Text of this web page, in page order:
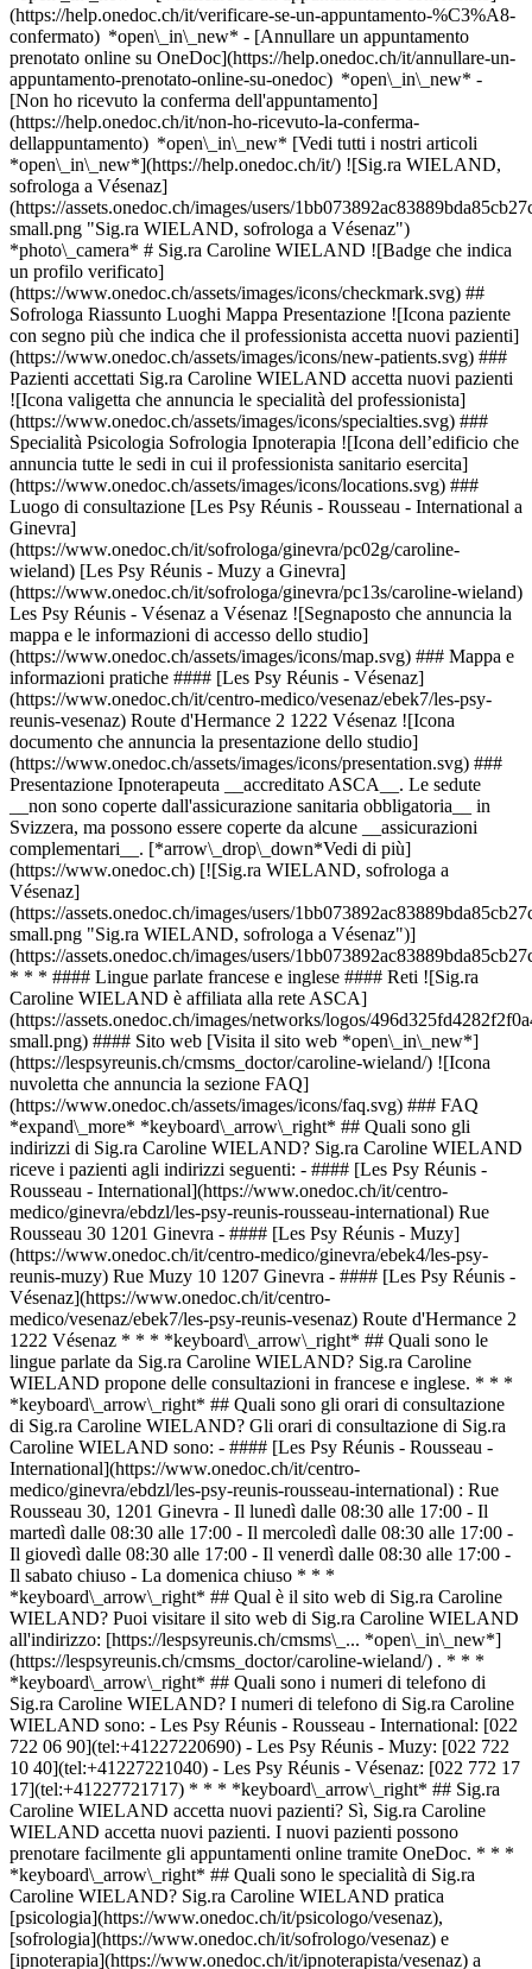
(https://help.onedoc.ch/it/verificare-se-un-appuntamento-%C3%A8-
confermato) *open\_in\_new* - [Annullare un appuntamento
prenotato online su OneDoc](https://help.onedoc.ch/it/annullare-un-
appuntamento-prenotato-online-su-onedoc) *open\_in\_new* -
[Non ho ricevuto la conferma dell'appuntamento]
(https://help.onedoc.ch/it/non-ho-ricevuto-la-conferma-
dellappuntamento) *open\_in\_new* [Vedi tutti i nostri articoli
*open\_in\_new*](https://help.onedoc.ch/it/) ![Sig.ra WIELAND,
sofrologa a Vésenaz]
(https://assets.onedoc.ch/images/users/
small.png "Sig.ra WIELAND, sofrologa a Vésenaz")
*photo\_camera* # Sig.ra Caroline WIELAND ![Badge che indica
un profilo verificato]
(https://www.onedoc.ch/assets/images/icons/checkmark.svg) ##
Sofrologa Riassunto Luoghi Mappa Presentazione ![Icona paziente
con segno più che indica che il professionista accetta nuovi pazienti]
(https://www.onedoc.ch/assets/images/icons/new-patients.svg) ###
Pazienti accettati Sig.ra Caroline WIELAND accetta nuovi pazienti
![Icona valigetta che annuncia le specialità del professionista]
(https://www.onedoc.ch/assets/images/icons/specialties.svg) ###
Specialità Psicologia Sofrologia Ipnoterapia ![Icona dell’edificio che
annuncia tutte le sedi in cui il professionista sanitario esercita]
(https://www.onedoc.ch/assets/images/icons/locations.svg) ###
Luogo di consultazione [Les Psy Réunis - Rousseau - International a
Ginevra]
(https://www.onedoc.ch/it/sofrologa/ginevra/pc02g/caroline-
wieland) [Les Psy Réunis - Muzy a Ginevra]
(https://www.onedoc.ch/it/sofrologa/ginevra/pc13s/caroline-wieland)
Les Psy Réunis - Vésenaz a Vésenaz ![Segnaposto che annuncia la
mappa e le informazioni di accesso dello studio]
(https://www.onedoc.ch/assets/images/icons/map.svg) ### Mappa e
informazioni pratiche #### [Les Psy Réunis - Vésenaz]
(https://www.onedoc.ch/it/centro-medico/vesenaz/ebek7/les-psy-
reunis-vesenaz) Route d'Hermance 2 1222 Vésenaz ![Icona
documento che annuncia la presentazione dello studio]
(https://www.onedoc.ch/assets/images/icons/presentation.svg) ###
Presentazione Ipnoterapeuta __accreditato ASCA__. Le sedute
__non sono coperte dall'assicurazione sanitaria obbligatoria__ in
Svizzera, ma possono essere coperte da alcune __assicurazioni
complementari__. [*arrow\_drop\_down*Vedi di più]
(https://www.onedoc.ch) [![Sig.ra WIELAND, sofrologa a
Vésenaz]
(https://assets.onedoc.ch/images/users/
small.png "Sig.ra WIELAND, sofrologa a Vésenaz")]
(https://assets.onedoc.ch/images/users/
* * * #### Lingue parlate francese e inglese #### Reti ![Sig.ra
Caroline WIELAND è affiliata alla rete ASCA]
(https://assets.onedoc.ch/images/networks/logos/
small.png) #### Sito web [Visita il sito web *open\_in\_new*]
(https://lespsyreunis.ch/cmsms_doctor/caroline-wieland/) ![Icona
nuvoletta che annuncia la sezione FAQ]
(https://www.onedoc.ch/assets/images/icons/faq.svg) ### FAQ
*expand\_more* *keyboard\_arrow\_right* ## Quali sono gli
indirizzi di Sig.ra Caroline WIELAND? Sig.ra Caroline WIELAND
riceve i pazienti agli indirizzi seguenti: - #### [Les Psy Réunis -
Rousseau - International](https://www.onedoc.ch/it/centro-
medico/ginevra/ebdzl/les-psy-reunis-rousseau-international) Rue
Rousseau 30 1201 Ginevra - #### [Les Psy Réunis - Muzy]
(https://www.onedoc.ch/it/centro-medico/ginevra/ebek4/les-psy-
reunis-muzy) Rue Muzy 10 1207 Ginevra - #### [Les Psy Réunis -
Vésenaz](https://www.onedoc.ch/it/centro-
medico/vesenaz/ebek7/les-psy-reunis-vesenaz) Route d'Hermance 2
1222 Vésenaz * * * *keyboard\_arrow\_right* ## Quali sono le
lingue parlate da Sig.ra Caroline WIELAND? Sig.ra Caroline
WIELAND propone delle consultazioni in francese e inglese. * * *
*keyboard\_arrow\_right* ## Quali sono gli orari di consultazione
di Sig.ra Caroline WIELAND? Gli orari di consultazione di Sig.ra
Caroline WIELAND sono: - #### [Les Psy Réunis - Rousseau -
International](https://www.onedoc.ch/it/centro-
medico/ginevra/ebdzl/les-psy-reunis-rousseau-international) : Rue
Rousseau 30, 1201 Ginevra - Il lunedì dalle 08:30 alle 17:00 - Il
martedì dalle 08:30 alle 17:00 - Il mercoledì dalle 08:30 alle 17:00 -
Il giovedì dalle 08:30 alle 17:00 - Il venerdì dalle 08:30 alle 17:00 -
Il sabato chiuso - La domenica chiuso * * *
*keyboard\_arrow\_right* ## Qual è il sito web di Sig.ra Caroline
WIELAND? Puoi visitare il sito web di Sig.ra Caroline WIELAND
all'indirizzo: [https://lespsyreunis.ch/cmsms\_... *open\_in\_new*]
(https://lespsyreunis.ch/cmsms_doctor/caroline-wieland/) . * * *
*keyboard\_arrow\_right* ## Quali sono i numeri di telefono di
Sig.ra Caroline WIELAND? I numeri di telefono di Sig.ra Caroline
WIELAND sono: - Les Psy Réunis - Rousseau - International: [022
722 06 90](tel:+41227220690) - Les Psy Réunis - Muzy: [022 722
10 40](tel:+41227221040) - Les Psy Réunis - Vésenaz: [022 772 17
17](tel:+41227721717) * * * *keyboard\_arrow\_right* ## Sig.ra
Caroline WIELAND accetta nuovi pazienti? Sì, Sig.ra Caroline
WIELAND accetta nuovi pazienti. I nuovi pazienti possono
prenotare facilmente gli appuntamenti online tramite OneDoc. * * *
*keyboard\_arrow\_right* ## Quali sono le specialità di Sig.ra
Caroline WIELAND? Sig.ra Caroline WIELAND pratica
[psicologia](https://www.onedoc.ch/it/psicologo/vesenaz),
[sofrologia](https://www.onedoc.ch/it/sofrologo/vesenaz) e
[ipnoterapia](https://www.onedoc.ch/it/ipnoterapista/vesenaz) a